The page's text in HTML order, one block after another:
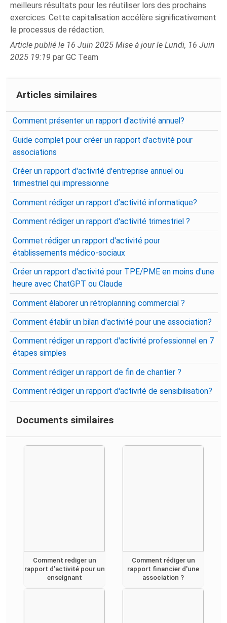
meilleurs résultats pour les réutiliser lors des prochains
exercices. Cette capitalisation accélère significativement
le processus de rédaction.
Article publié le 16 Juin 2025 Mise à jour le Lundi, 16 Juin
2025 19:19par GC Team
Articles similaires
Comment présenter un rapport d'activité annuel?
Guide complet pour créer un rapport d'activité pour
associations
Créer un rapport d'activité d'entreprise annuel ou
trimestriel qui impressionne
Comment rédiger un rapport d’activité informatique?
Comment rédiger un rapport d'activité trimestriel ?
Commet rédiger un rapport d'activité pour
établissements médico-sociaux
Créer un rapport d'activité pour TPE/PME en moins d'une
heure avec ChatGPT ou Claude
Comment élaborer un rétroplanning commercial ?
Comment établir un bilan d'activité pour une association?
Comment rédiger un rapport d'activité professionnel en 7
étapes simples
Comment rédiger un rapport de fin de chantier ?
Comment rédiger un rapport d'activité de sensibilisation?
Documents similaires
Comment rediger un
rapport d'activité pour un
enseignant
Comment rédiger un
rapport financier d'une
association ?